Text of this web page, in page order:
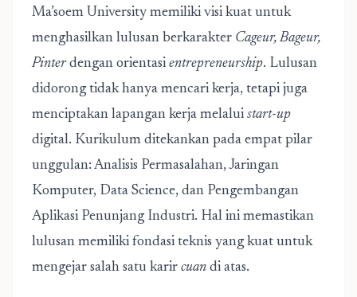
Ma’soem University memiliki visi kuat untuk
menghasilkan lulusan berkarakter Cageur, Bageur,
Pinterdengan orientasi entrepreneurship. Lulusan
didorong tidak hanya mencari kerja, tetapi juga
menciptakan lapangan kerja melalui start-up
digital. Kurikulum ditekankan pada empat pilar
unggulan: Analisis Permasalahan, Jaringan
Komputer, Data Science, dan Pengembangan
Aplikasi Penunjang Industri. Hal ini memastikan
lulusan memiliki fondasi teknis yang kuat untuk
mengejar salah satu karir cuan di atas.